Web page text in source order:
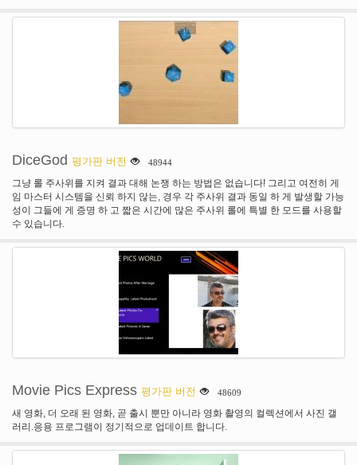
DiceGod 평가판 버전 48944
그냥 롤 주사위를 지켜 결과 대해 논쟁 하는 방법은 없습니다! 그리고 여전히 게
임 마스터 시스템을 신뢰 하지 않는, 경우 각 주사위 결과 동일 하 게 발생할 가능
성이 그들에 게 증명 하 고 짧은 시간에 많은 주사위 롤에 특별 한 모드를 사용할
수 있습니다.
Movie Pics Express 평가판 버전 48609
새 영화, 더 오래 된 영화, 곧 출시 뿐만 아니라 영화 촬영의 컬렉션에서 사진 갤
러리.응용 프로그램이 정기적으로 업데이트 합니다.